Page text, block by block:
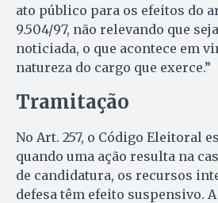
ato público para os efeitos do
9.504/97, não relevando que
noticiada, o que acontece em
natureza do cargo que exerce.”
Tramitação
No Art. 257, o Código Eleitoral
quando uma ação resulta na
de candidatura, os recursos
defesa têm efeito suspensivo.